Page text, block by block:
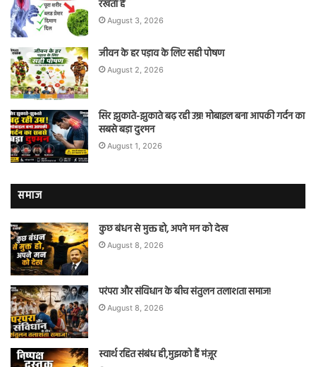
रखता है
August 3, 2026
जीवन के हर पड़ाव के लिए सही पोषण
August 2, 2026
सिर झुकाते-झुकाते बढ़ रही उम्र! मोबाइल बना आपकी गर्दन का
सबसे बड़ा दुश्मन
August 1, 2026
समाज
कुछ बंधन से मुक्त हो, अपने मन को देख
August 8, 2026
परंपरा और संविधान के बीच संतुलन तलाशता समाज!
August 8, 2026
स्वार्थ रहित संबंध ही,मुझको हैं मंज़ूर